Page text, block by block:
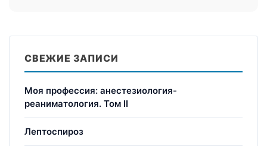
СВЕЖИЕ ЗАПИСИ
Моя профессия: анестезиология-
реаниматология. Том II
Лептоспироз